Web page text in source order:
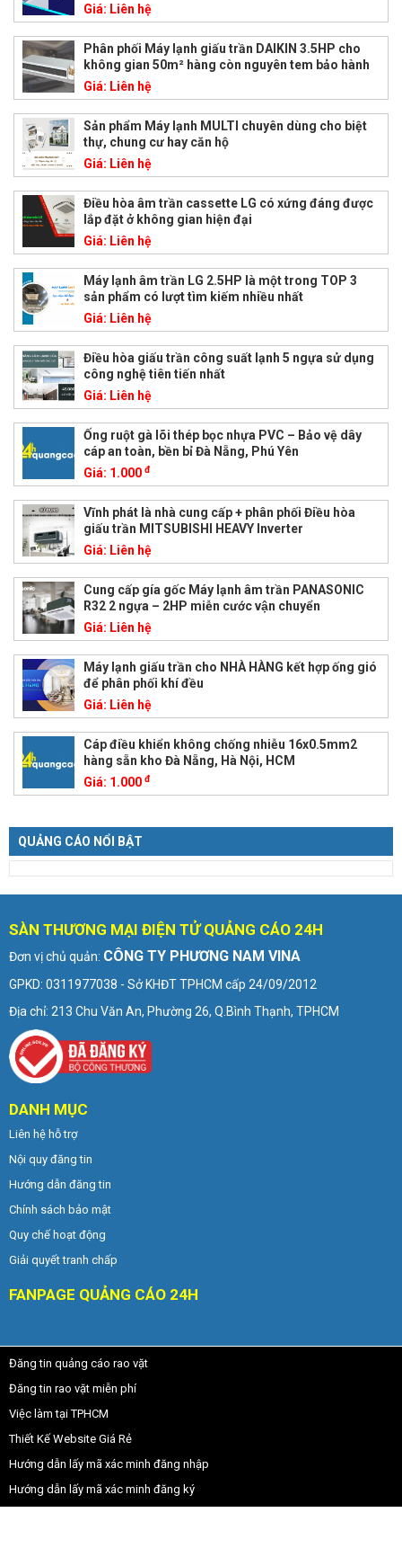
Giá: Liên hệ
Phân phối Máy lạnh giấu trần DAIKIN 3.5HP cho
không gian 50m² hàng còn nguyên tem bảo hành
Giá: Liên hệ
Sản phẩm Máy lạnh MULTI chuyên dùng cho biệt
thự, chung cư hay căn hộ
Giá: Liên hệ
Điều hòa âm trần cassette LG có xứng đáng được
lắp đặt ở không gian hiện đại
Giá: Liên hệ
Máy lạnh âm trần LG 2.5HP là một trong TOP 3
sản phẩm có lượt tìm kiếm nhiều nhất
Giá: Liên hệ
Điều hòa giấu trần công suất lạnh 5 ngựa sử dụng
công nghệ tiên tiến nhất
Giá: Liên hệ
Ống ruột gà lõi thép bọc nhựa PVC – Bảo vệ dây
cáp an toàn, bền bỉ Đà Nẵng, Phú Yên
Giá: 1.000 đ
Vĩnh phát là nhà cung cấp + phân phối Điều hòa
giấu trần MITSUBISHI HEAVY Inverter
Giá: Liên hệ
Cung cấp gía gốc Máy lạnh âm trần PANASONIC
R32 2 ngựa – 2HP miễn cước vận chuyển
Giá: Liên hệ
Máy lạnh giấu trần cho NHÀ HÀNG kết hợp ống gió
để phân phối khí đều
Giá: Liên hệ
Cáp điều khiển không chống nhiễu 16x0.5mm2
hàng sẵn kho Đà Nẵng, Hà Nội, HCM
Giá: 1.000 đ
QUẢNG CÁO NỔI BẬT
SÀN THƯƠNG MẠI ĐIỆN TỬ QUẢNG CÁO 24H
Đơn vị chủ quản: CÔNG TY PHƯƠNG NAM VINA
GPKD: 0311977038 - Sở KHĐT TPHCM cấp 24/09/2012
Địa chỉ: 213 Chu Văn An, Phường 26, Q.Bình Thạnh, TPHCM
DANH MỤC
Liên hệ hỗ trợ
Nội quy đăng tin
Hướng dẫn đăng tin
Chính sách bảo mật
Quy chế hoạt động
Giải quyết tranh chấp
FANPAGE QUẢNG CÁO 24H
Đăng tin quảng cáo rao vặt
Đăng tin rao vặt miễn phí
Việc làm tại TPHCM
Thiết Kế Website Giá Rẻ
Hướng dẫn lấy mã xác minh đăng nhập
Hướng dẫn lấy mã xác minh đăng ký